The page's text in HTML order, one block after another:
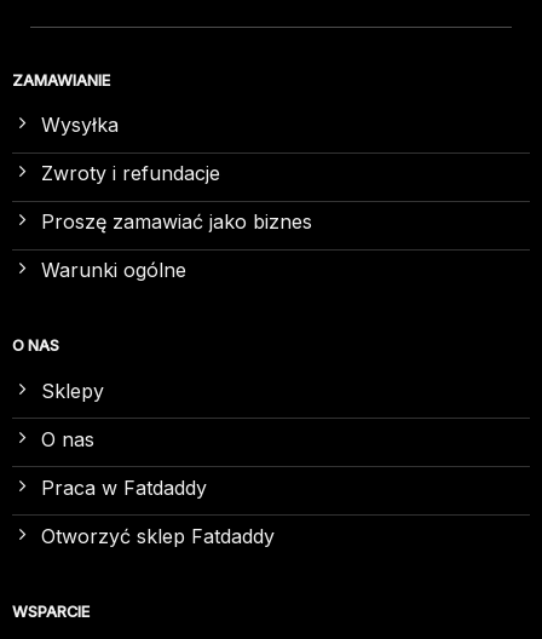
ZAMAWIANIE
Wysyłka
Zwroty i refundacje
Proszę zamawiać jako biznes
Warunki ogólne
O NAS
Sklepy
O nas
Praca w Fatdaddy
Otworzyć sklep Fatdaddy
WSPARCIE